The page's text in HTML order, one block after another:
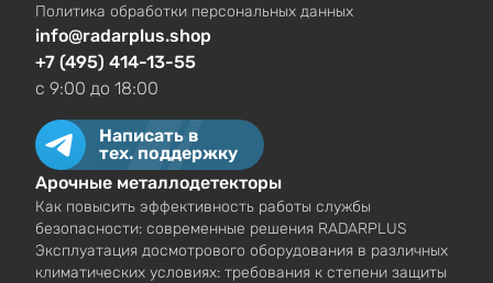
Политика обработки персональных данных
info@radarplus.shop
+7 (495) 414-13-55
c 9:00 до 18:00
Написать в
тех. поддержку
Арочные металлодетекторы
Как повысить эффективность работы службы
безопасности: современные решения RADARPLUS
Эксплуатация досмотрового оборудования в различных
климатических условиях: требования к степени защиты